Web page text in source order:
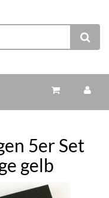
5er Set
gelb